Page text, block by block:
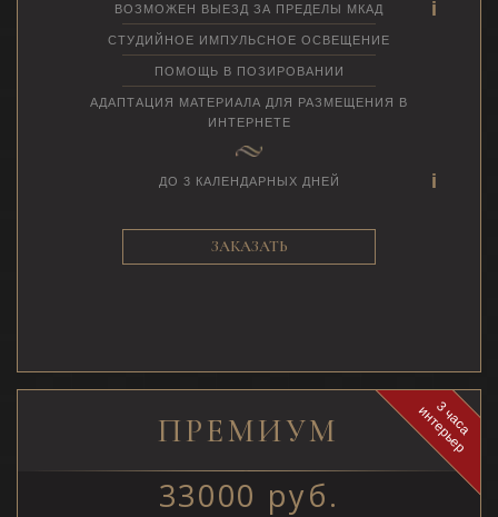
ВОЗМОЖЕН ВЫЕЗД ЗА ПРЕДЕЛЫ МКАД
СТУДИЙНОЕ ИМПУЛЬСНОЕ ОСВЕЩЕНИЕ
ПОМОЩЬ В ПОЗИРОВАНИИ
АДАПТАЦИЯ МАТЕРИАЛА ДЛЯ РАЗМЕЩЕНИЯ В
ИНТЕРНЕТЕ
ДО 3 КАЛЕНДАРНЫХ ДНЕЙ
ЗАКАЗАТЬ
3
ч
а
с
а
и
н
т
е
р
ь
е
р
ПРЕМИУМ
33000 руб.